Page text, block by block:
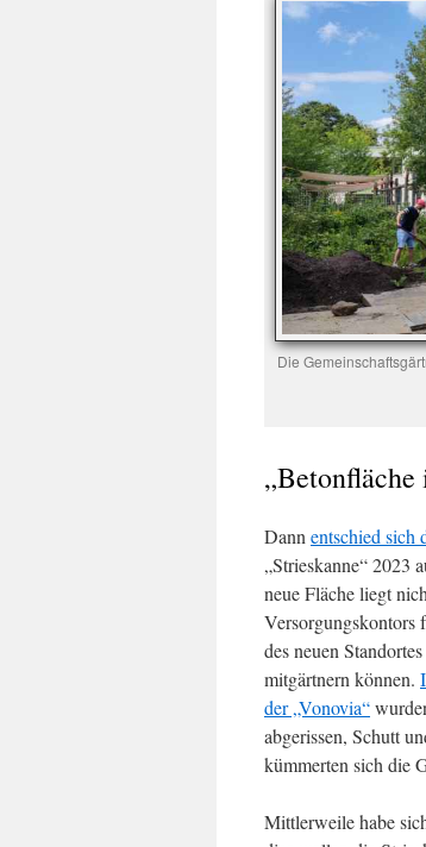
Die
Dann entschied sich
„Strieskanne“ 2023
neue Fläche liegt
Versorgungskontors
des neuen
mitgärtnern können.
der „Vonovia“
abgerissen, Schutt
kümmerten sich die
Mittlerweile habe